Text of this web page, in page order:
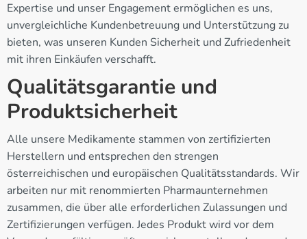
Expertise und unser Engagement ermöglichen es uns,
unvergleichliche Kundenbetreuung und Unterstützung zu
bieten, was unseren Kunden Sicherheit und Zufriedenheit
mit ihren Einkäufen verschafft.
Qualitätsgarantie und
Produktsicherheit
Alle unsere Medikamente stammen von zertifizierten
Herstellern und entsprechen den strengen
österreichischen und europäischen Qualitätsstandards. Wir
arbeiten nur mit renommierten Pharmaunternehmen
zusammen, die über alle erforderlichen Zulassungen und
Zertifizierungen verfügen. Jedes Produkt wird vor dem